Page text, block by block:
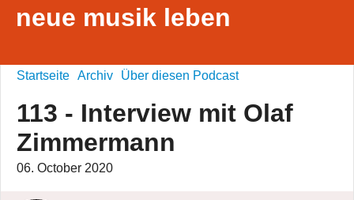
neue musik leben
Startseite Archiv Über diesen Podcast
113 - Interview mit Olaf
Zimmermann
06. October 2020